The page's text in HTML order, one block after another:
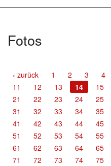
Wir suchen Dich
Chronik
Bilder
Termine
Fotos
‹ zurück 1 2 3 4
11
12 13 14 15
21
22 23 24 25
31
32 33 34 35
41
42 43 44 45
51
52 53 54 55
61
62 63 64 65
71
72 73 74 75